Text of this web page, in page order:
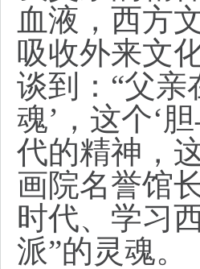
血液，西方
吸收外来文
谈到：“父亲
魂’，这个‘
代的精神，
画院名誉馆
时代、学习
派”的灵魂。